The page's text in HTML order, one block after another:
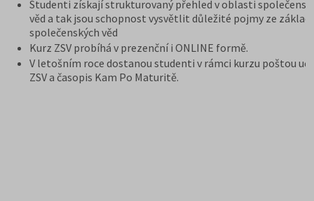
Studenti získají strukturovaný přehled v oblasti
věd a tak jsou schopnost vysvětlit důležité pojmy ze
společenských věd
Kurz ZSV probíhá v prezenční i ONLINE formě.
V letošním roce dostanou studenti v rámci kurzu poštou
ZSV a časopis Kam Po Maturitě.